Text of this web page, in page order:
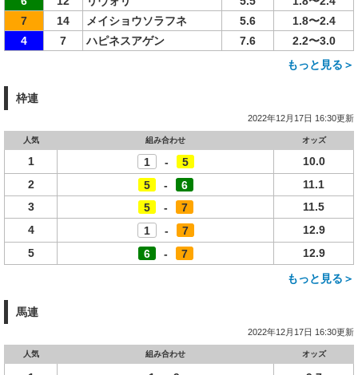
7
14 メイショウソラフネ 5.6
1.8〜2.4
4
7 ハピネスアゲン 7.6
2.2〜3.0
もっと見る＞
枠連
2022年12月17日 16:30更新
人気 組み合わせ オッズ
1 1 - 5
10.0
2
5 - 6
11.1
3
5 - 7
11.5
4
1 - 7
12.9
5
6 - 7
12.9
もっと見る＞
馬連
2022年12月17日 16:30更新
人気 組み合わせ オッズ